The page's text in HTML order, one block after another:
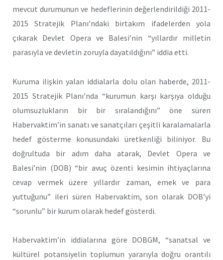
mevcut durumunun ve hedeflerinin değerlendirildiği 2011-
2015 Stratejik Planı’ndaki birtakım ifadelerden yola
çıkarak Devlet Opera ve Balesi’nin “yıllardır milletin
parasıyla ve devletin zoruyla dayatıldığını” iddia etti.
Kuruma ilişkin yalan iddialarla dolu olan haberde, 2011-
2015 Stratejik Planı’nda “kurumun karşı karşıya olduğu
olumsuzlukların bir bir sıralandığını” öne süren
Habervaktim’in sanatı ve sanatçıları çeşitli karalamalarla
hedef gösterme konusundaki üretkenliği biliniyor. Bu
doğrultuda bir adım daha atarak, Devlet Opera ve
Balesi’nin (DOB) “bir avuç özenti kesimin ihtiyaçlarına
cevap vermek üzere yıllardır zaman, emek ve para
yuttuğunu” ileri süren Habervaktim, son olarak DOB’yi
“sorunlu” bir kurum olarak hedef gösterdi.
Habervaktim’in iddialarına göre DOBGM, “sanatsal ve
kültürel potansiyelin toplumun yararıyla doğru orantılı